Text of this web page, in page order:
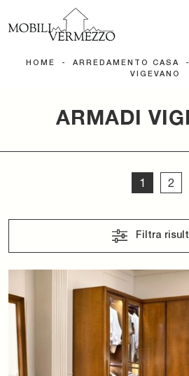
HOME - ARREDAMENTO CASA
VIGEVANO
ARMADI
1 2
Filtra